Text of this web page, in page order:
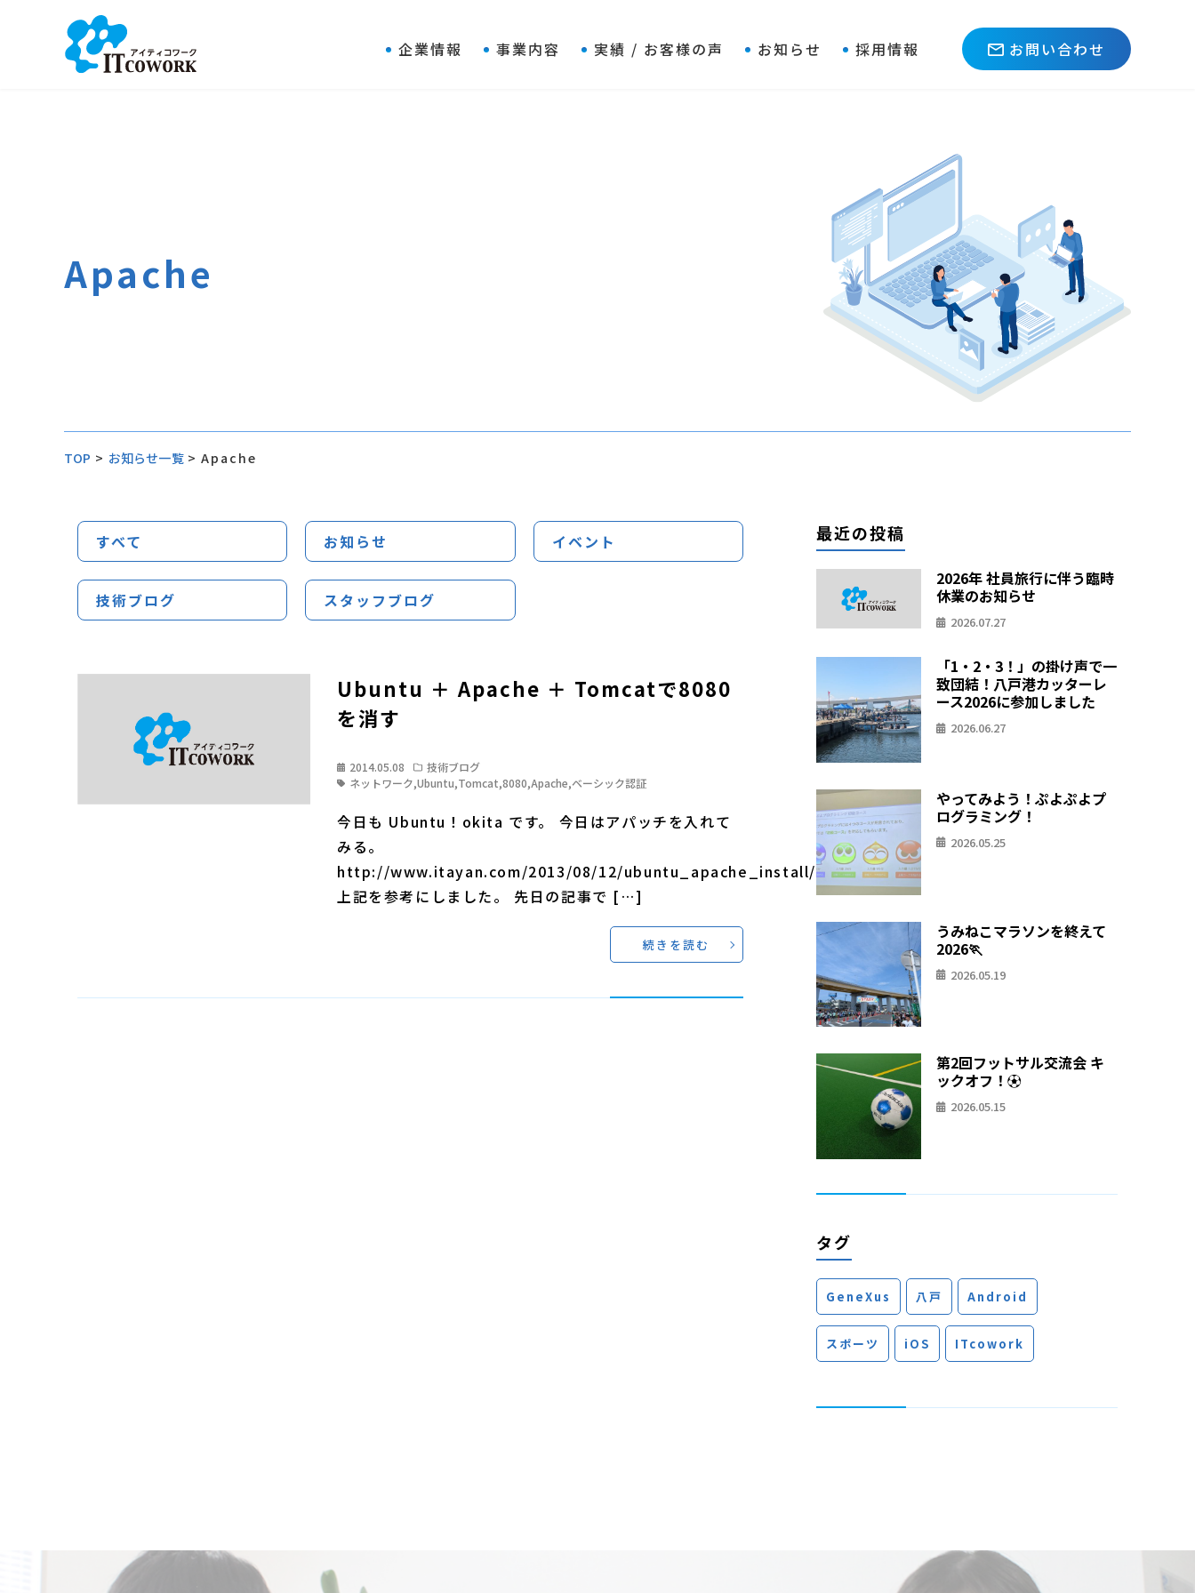
企業情報 事業内容 実績 / お客様の声 お知らせ 採用情報 お問い合わせ
Apache
TOP > お知らせ一覧 > Apache
すべて お知らせ イベント
技術ブログ スタッフブログ
Ubuntu ＋ Apache ＋ Tomcatで8080
を消す
2014.05.08
技術ブログ
ネットワーク,Ubuntu,Tomcat,8080,Apache,ベーシック認証
今日も Ubuntu！okita です。 今日はアパッチを入れて
みる。
http://www.itayan.com/2013/08/12/ubuntu_apache_install/
上記を参考にしました。 先日の記事で […]
続きを読む
最近の投稿
2026年 社員旅行に伴う臨時
休業のお知らせ
2026.07.27
「1・2・3！」の掛け声で一
致団結！八戸港カッターレ
ース2026に参加しました
2026.06.27
やってみよう！ぷよぷよプ
ログラミング！
2026.05.25
うみねこマラソンを終えて
2026🏃
2026.05.19
第2回フットサル交流会 キ
ックオフ！⚽
2026.05.15
タグ
GeneXus 八戸 Android
スポーツ iOS ITcowork